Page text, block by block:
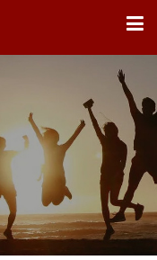
X